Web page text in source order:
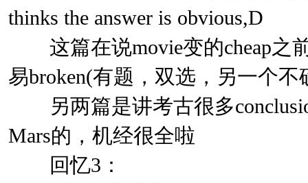
thinks the answer is obvious,D
这篇在说movie变的cheap之
易broken(有题，双选，另一个不
另两篇是讲考古很多
Mars的，机经很全啦
回忆3：